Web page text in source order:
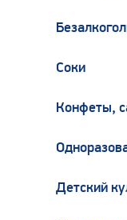
Соки
Конфеты,
Детский